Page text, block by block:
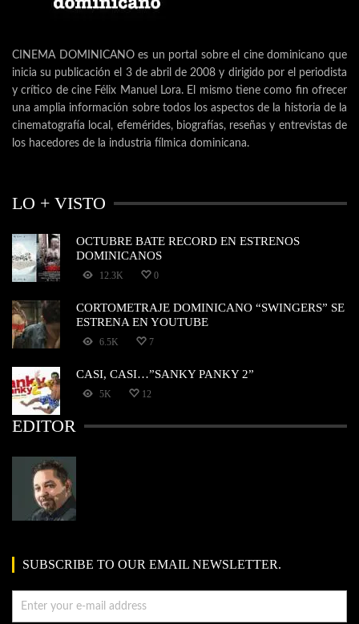
CINEMA DOMINICANO es un portal sobre el cine dominicano que
inicia su publicación el 3 de abril de 2008 y dirigido por el periodista
y crítico de cine Félix Manuel Lora. El mismo tiene como fin ofrecer
una amplia información sobre todos los aspectos de la historia de la
cinematografía local, efemérides, biografías, reseñas y entrevistas de
los hacedores de la industria fílmica dominicana.
LO + VISTO
OCTUBRE BATE RECORD EN ESTRENOS
DOMINICANOS
12.3K 0
CORTOMETRAJE DOMINICANO “SWINGERS” SE
ESTRENA EN YOUTUBE
6.5K 7
CASI, CASI…”SANKY PANKY 2”
5K 12
EDITOR
SUBSCRIBE TO OUR EMAIL NEWSLETTER.